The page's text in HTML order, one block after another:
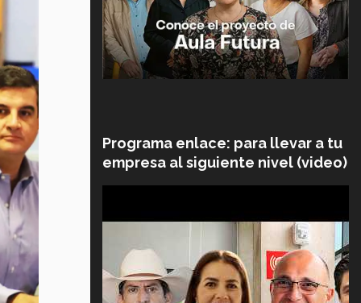
Programa enlace: para llevar a tu
empresa al siguiente nivel (video)